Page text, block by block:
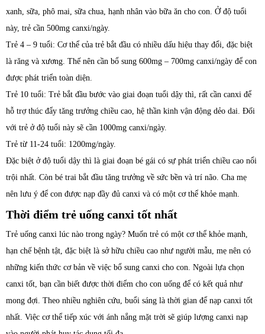
xanh, sữa, phô mai, sữa chua, hạnh nhân vào bữa ăn cho con. Ở độ tuổi
này, trẻ cần 500mg canxi/ngày.
Trẻ 4 – 9 tuổi: Cơ thể của trẻ bắt đầu có nhiều dấu hiệu thay đổi, đặc biệt
là răng và xương. Thế nên cần bổ sung 600mg – 700mg canxi/ngày để con
được phát triển toàn diện.
Trẻ 10 tuổi: Trẻ bắt đầu bước vào giai đoạn tuổi dậy thì, rất cần canxi để
hỗ trợ thúc đẩy tăng trưởng chiều cao, hệ thần kinh vận động dẻo dai. Đối
với trẻ ở độ tuổi này sẽ cần 1000mg canxi/ngày.
Trẻ từ 11-24 tuổi: 1200mg/ngày.
Đặc biệt ở độ tuổi dậy thì là giai đoạn bé gái có sự phát triển chiều cao nổi
trội nhất. Còn bé trai bắt đầu tăng trưởng về sức bền và trí não. Cha mẹ
nên lưu ý để con được nạp đầy đủ canxi và có một cơ thể khỏe mạnh.
Thời điểm trẻ uống canxi tốt nhất
Trẻ uống canxi lúc nào trong ngày? Muốn trẻ có một cơ thể khỏe mạnh,
hạn chế bệnh tật, đặc biệt là sở hữu chiều cao như người mẫu, mẹ nên có
những kiến thức cơ bản về việc bổ sung canxi cho con. Ngoài lựa chọn
canxi tốt, bạn cần biết được thời điểm cho con uống để có kết quả như
mong đợi. Theo nhiều nghiên cứu, buổi sáng là thời gian để nạp canxi tốt
nhất. Việc cơ thể tiếp xúc với ánh nắng mặt trời sẽ giúp lượng canxi nạp